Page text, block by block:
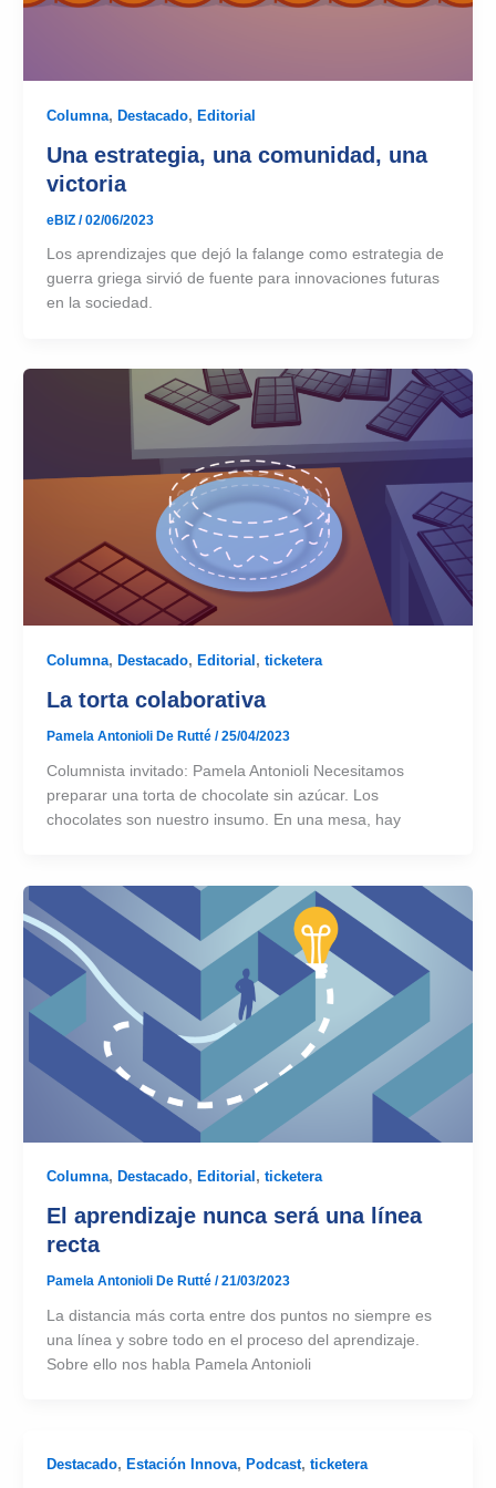
Columna, Destacado, Editorial
Una estrategia, una comunidad, una
victoria
eBIZ /02/06/2023
Los aprendizajes que dejó la falange como estrategia de
guerra griega sirvió de fuente para innovaciones futuras
en la sociedad.
Columna, Destacado, Editorial , ticketera
La torta colaborativa
Pamela Antonioli De Rutté /25/04/2023
Columnista invitado: Pamela Antonioli Necesitamos
preparar una torta de chocolate sin azúcar. Los
chocolates son nuestro insumo. En una mesa, hay
Columna, Destacado, Editorial , ticketera
El aprendizaje nunca será una línea
recta
Pamela Antonioli De Rutté /21/03/2023
La distancia más corta entre dos puntos no siempre es
una línea y sobre todo en el proceso del aprendizaje.
Sobre ello nos habla Pamela Antonioli
Destacado, Estación Innova, Podcast, ticketera